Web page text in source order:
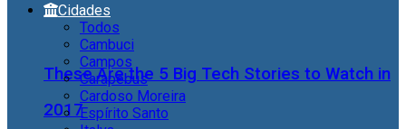
These Are the 5 Big Tech Stories to Watch in
2017
Cidades
Todos
Cambuci
Campos
Carapebus
Cardoso Moreira
Espírito Santo